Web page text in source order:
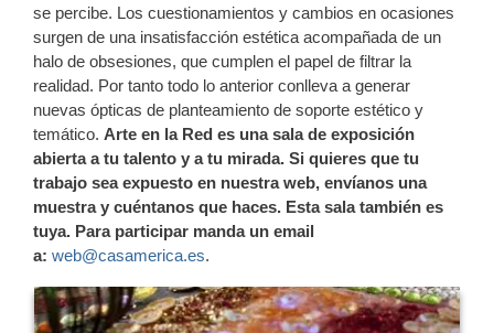
se percibe. Los cuestionamientos y cambios en ocasiones
surgen de una insatisfacción estética acompañada de un
halo de obsesiones, que cumplen el papel de filtrar la
realidad. Por tanto todo lo anterior conlleva a generar
nuevas ópticas de planteamiento de soporte estético y
temático. Arte en la Red es una sala de exposición
abierta a tu talento y a tu mirada. Si quieres que tu
trabajo sea expuesto en nuestra web, envíanos una
muestra y cuéntanos que haces. Esta sala también es
tuya. Para participar manda un email
a: web@casamerica.es.